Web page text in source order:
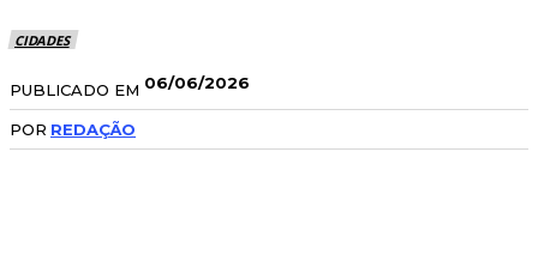
CIDADES
PUBLICADO EM 06/06/2026
POR REDAÇÃO